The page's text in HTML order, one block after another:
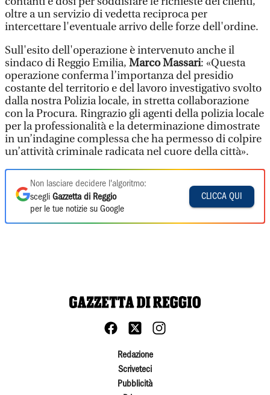
oltre a un servizio di vedetta reciproca per
intercettare l'eventuale arrivo delle forze dell'ordine.
Sull'esito dell'operazione è intervenuto anche il
sindaco di Reggio Emilia, Marco Massari: «Questa
operazione conferma l’importanza del presidio
costante del territorio e del lavoro investigativo svolto
dalla nostra Polizia locale, in stretta collaborazione
con la Procura. Ringrazio gli agenti della polizia locale
per la professionalità e la determinazione dimostrate
in un’indagine complessa che ha permesso di colpire
un’attività criminale radicata nel cuore della città».
Non lasciare decidere l'algoritmo:
scegli Gazzetta di Reggio
per le tue notizie su Google
CLICCA QUI
Redazione
Scriveteci
Pubblicità